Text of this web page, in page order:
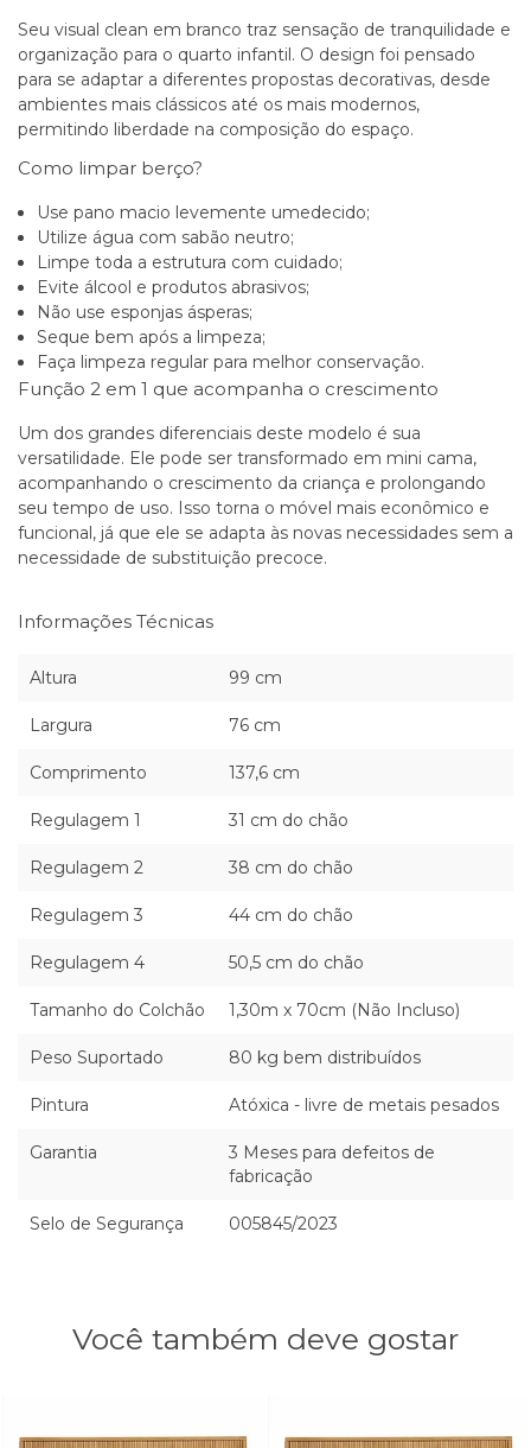
Seu visual clean em branco traz sensação de tranquilidade e
organização para o quarto infantil. O design foi pensado
para se adaptar a diferentes propostas decorativas, desde
ambientes mais clássicos até os mais modernos,
permitindo liberdade na composição do espaço.
Como limpar berço?
Use pano macio levemente umedecido;
Utilize água com sabão neutro;
Limpe toda a estrutura com cuidado;
Evite álcool e produtos abrasivos;
Não use esponjas ásperas;
Seque bem após a limpeza;
Faça limpeza regular para melhor conservação.
Função 2 em 1 que acompanha o crescimento
Um dos grandes diferenciais deste modelo é sua
versatilidade. Ele pode ser transformado em mini cama,
acompanhando o crescimento da criança e prolongando
seu tempo de uso. Isso torna o móvel mais econômico e
funcional, já que ele se adapta às novas necessidades sem a
necessidade de substituição precoce.
Informações Técnicas
Altura 99 cm
Largura 76 cm
Comprimento 137,6 cm
Regulagem 1 31 cm do chão
Regulagem 2 38 cm do chão
Regulagem 3 44 cm do chão
Regulagem 4 50,5 cm do chão
Tamanho do Colchão 1,30m x 70cm (Não Incluso)
Peso Suportado 80 kg bem distribuídos
Pintura Atóxica - livre de metais pesados
Garantia
3 Meses para defeitos de
fabricação
Selo de Segurança 005845/2023
Você também deve gostar